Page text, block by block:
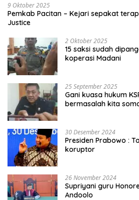
9 Oktober 2025
Pemkab Pacitan – Kejari sepakat
Justice
2 Oktober 2025
15 saksi sudah
koperasi Madani
25 September 2025
Gani kuasa hukum
bermasalah kita
30 Desember 2024
Presiden Prabowo :
koruptor
26 November 2024
Supriyani guru
Andoolo